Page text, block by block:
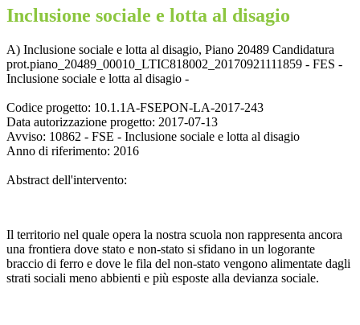
Inclusione sociale e lotta al disagio
A) Inclusione sociale e lotta al disagio, Piano 20489 Candidatura
prot.piano_20489_00010_LTIC818002_20170921111859 - FES -
Inclusione sociale e lotta al disagio -
Codice progetto: 10.1.1A-FSEPON-LA-2017-243
Data autorizzazione progetto: 2017-07-13
Avviso: 10862 - FSE - Inclusione sociale e lotta al disagio
Anno di riferimento: 2016
Abstract dell'intervento:
Il territorio nel quale opera la nostra scuola non rappresenta ancora
una frontiera dove stato e non-stato si sfidano in un logorante
braccio di ferro e dove le fila del non-stato vengono alimentate dagli
strati sociali meno abbienti e più esposte alla devianza sociale.